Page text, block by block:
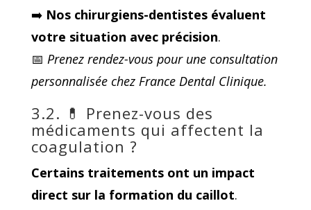
➡️ Nos chirurgiens-dentistes évaluent
votre situation avec précision.
📅 Prenez rendez-vous pour une consultation
personnalisée chez France Dental Clinique.
3.2. 💊 Prenez-vous des
médicaments qui affectent la
coagulation ?
Certains traitements ont un impact
direct sur la formation du caillot.